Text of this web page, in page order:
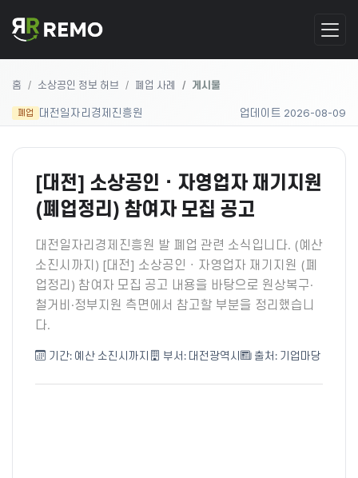
홈 소상공인 정보 허브 폐업 사례 게시물
폐업 대전일자리경제진흥원 업데이트 2026-08-09
[대전] 소상공인ㆍ자영업자 재기지원
(폐업정리) 참여자 모집 공고
대전일자리경제진흥원 발 폐업 관련 소식입니다. (예산
소진시까지) [대전] 소상공인ㆍ자영업자 재기지원 (폐
업정리) 참여자 모집 공고 내용을 바탕으로 원상복구·
철거비·정부지원 측면에서 참고할 부분을 정리했습니
다.
기간: 예산 소진시까지 부서: 대전광역시 출처: 기업마당